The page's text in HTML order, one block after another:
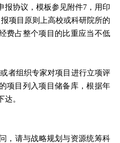
报协议， 模板参见附件7 ，用印
项目原则上高校或科研院所的
费占整个项目的比重应当不低
者组织专家对项目进行立项评
项目列入项目储备库，根据年
。
，请与战略规划与资源统筹科